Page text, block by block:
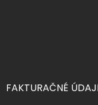
FAKTURAČNÉ